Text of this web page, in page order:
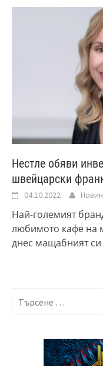
Нестле обяви
швейцарски
04.10.2022
Най-големият
любимото кафе на
днес мащабният си
за: